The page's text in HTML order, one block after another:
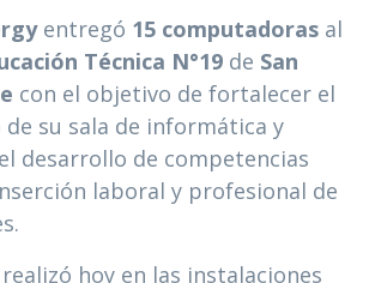
entregó 15 computadoras al
Técnica N°19 de San
con el objetivo de fortalecer el
su sala de informática y
desarrollo de competencias
laboral y profesional de
hoy en las instalaciones